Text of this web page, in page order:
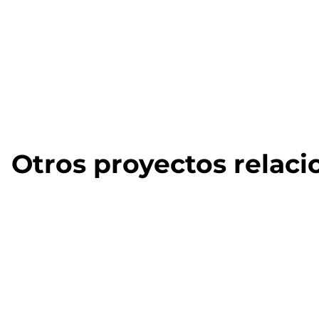
Otros proyectos